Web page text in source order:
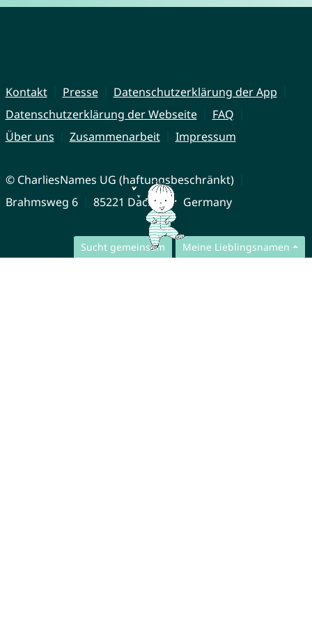
Sucht gemeinsam Meine Lieblingsnamen
Kontakt Presse
Datenschutzerklärung der App
Datenschutzerklärung der Webseite
FAQ
Über uns
Zusammenarbeit Impressum
© CharliesNames UG (haftungsbeschränkt)
Brahmsweg 6
85221 Dachau Germany